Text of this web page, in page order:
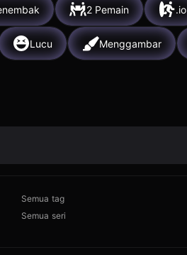
2 Pemain .io
Lucu Menggambar
Semua tag
Semua seri